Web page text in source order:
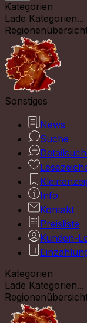
Kategorien
Lade Kategorien...
Sonstiges
News
Suche
Info
Kontakt
Preisliste
Kunden-
Kategorien
Lade Kategorien...